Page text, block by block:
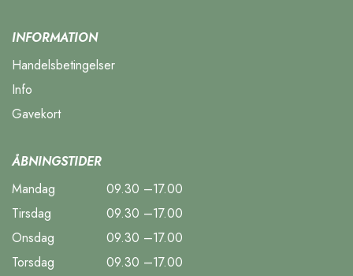
INFORMATION
Handelsbetingelser
Info
Gavekort
ÅBNINGSTIDER
Mandag
09.30 –17.00
Tirsdag
09.30 –17.00
Onsdag
09.30 –17.00
Torsdag
09.30 –17.00